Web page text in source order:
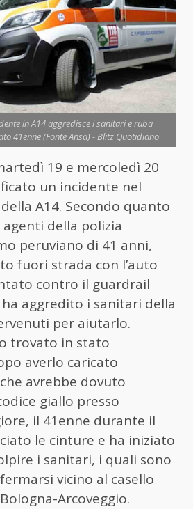
in A14 aggredisce i sanitari e ruba
41enne (Fonte Ansa) - Blitz Quotidiano
19 e mercoledì 20
un incidente nel
A14. Secondo quanto
della polizia
peruviano di 41 anni,
fuori strada con l’auto
contro il guardrail
aggredito i sanitari della
per aiutarlo.
trovato in stato
averlo caricato
avrebbe dovuto
giallo presso
il 41enne durante il
le cinture e ha iniziato
i sanitari, i quali sono
vicino al casello
Arcoveggio.